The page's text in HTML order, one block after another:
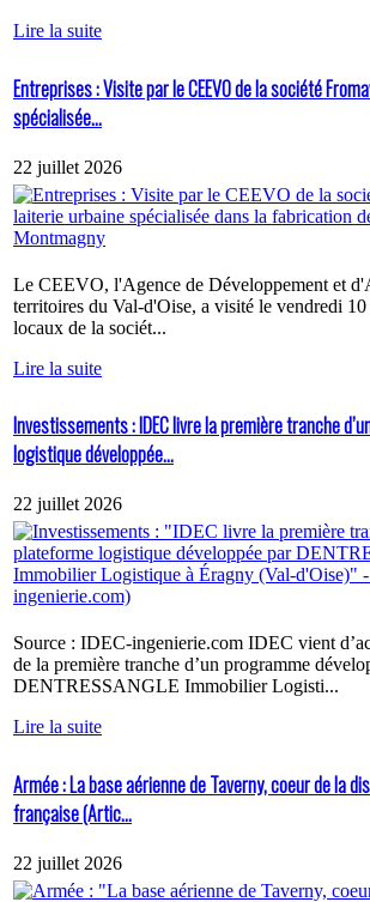
Lire la suite
Entreprises : Visite par le CEEVO de la société
spécialisée...
22 juillet 2026
Le CEEVO, l'Agence de Développement et
territoires du Val-d'Oise, a visité le vendredi
locaux de la sociét...
Lire la suite
Investissements : IDEC livre la première tranche
logistique développée...
22 juillet 2026
Source : IDEC-ingenierie.com IDEC vient
de la première tranche d’un programme
DENTRESSANGLE Immobilier Logisti...
Lire la suite
Armée : La base aérienne de Taverny, coeur de la
française (Artic...
22 juillet 2026